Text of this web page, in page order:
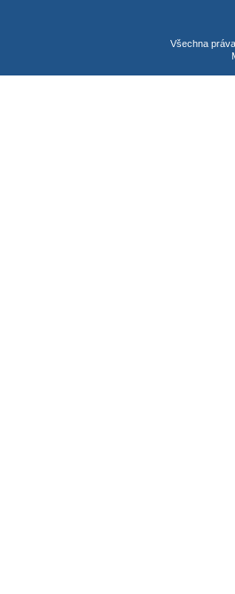
Všechna